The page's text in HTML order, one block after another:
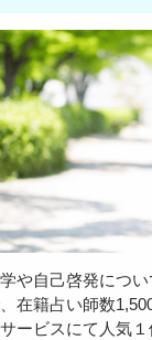
や自己啓発につ
在籍占い師数
ービスにて人気１